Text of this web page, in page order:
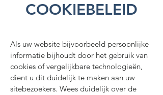
COOKIEBELEID
Als uw website bijvoorbeeld persoonlijke
informatie bijhoudt door het gebruik van
cookies of vergelijkbare technologieën,
dient u dit duidelijk te maken aan uw
sitebezoekers. Wees duidelijk over de